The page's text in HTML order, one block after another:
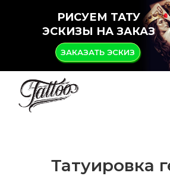
РИСУЕМ ТАТУ
ЭСКИЗЫ НА ЗАКАЗ
ЗАКАЗАТЬ ЭСКИЗ
Татуировка